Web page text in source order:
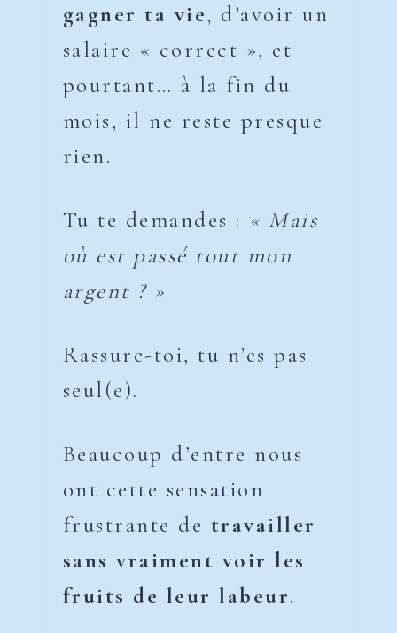
gagner ta vie, d’avoir un
salaire « correct », et
pourtant… à la fin du
mois, il ne reste presque
rien.
Tu te demandes : « Mais
où est passé tout mon
argent ? »
Rassure-toi, tu n’es pas
seul(e).
Beaucoup d’entre nous
ont cette sensation
frustrante de travailler
sans vraiment voir les
fruits de leur labeur.